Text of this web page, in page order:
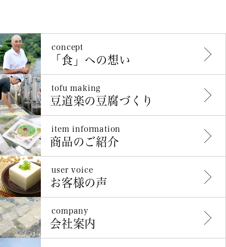
concept
「食」への想い
tofu making
豆道楽の豆腐づくり
item information
商品のご紹介
user voice
お客様の声
company
会社案内